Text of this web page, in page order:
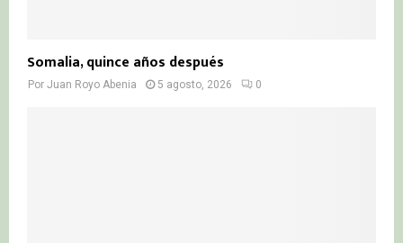
Somalia, quince años después
Por Juan Royo Abenia 5 agosto, 2026 0